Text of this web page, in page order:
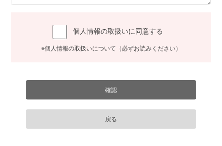
個人情報の取扱いに同意する
※個人情報の取扱いについて（必ずお読みください）